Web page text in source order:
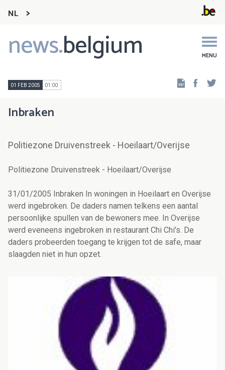
NL
news.belgium MENU
Main
navigation
01 FEB 2005 01:00
Inbraken
Politiezone Druivenstreek - Hoeilaart/Overijse
Politiezone Druivenstreek - Hoeilaart/Overijse
31/01/2005 Inbraken In woningen in Hoeilaart en Overijse
werd ingebroken. De daders namen telkens een aantal
persoonlijke spullen van de bewoners mee. In Overijse
werd eveneens ingebroken in restaurant Chi Chi's. De
daders probeerden toegang te krijgen tot de safe, maar
slaagden niet in hun opzet.